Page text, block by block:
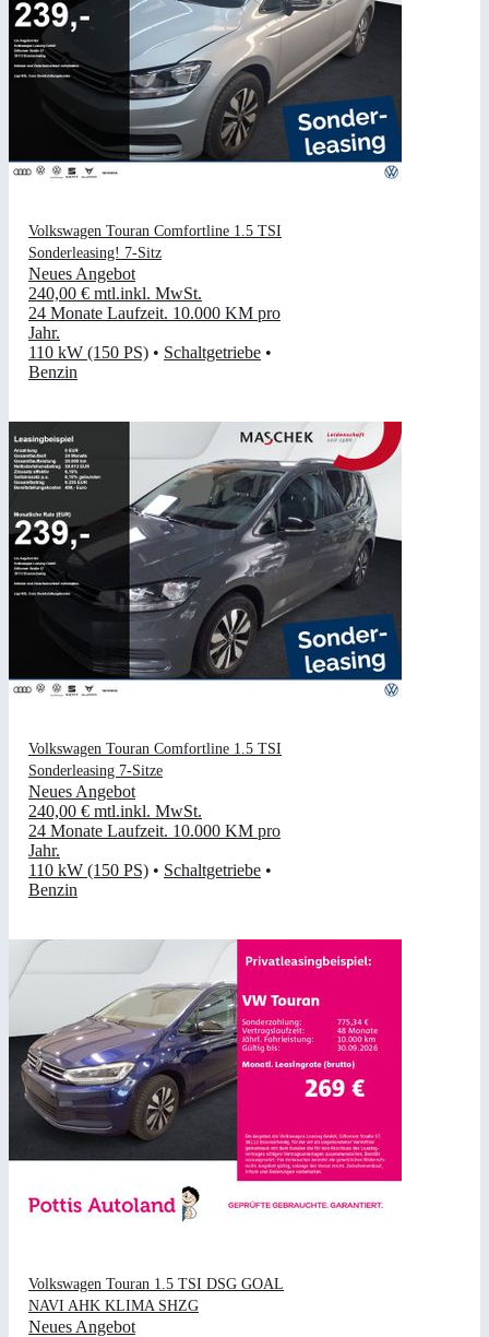
Volkswagen Touran Comfortline 1.5 TSI
Sonderleasing! 7-Sitz
Neues Angebot
240,00 € mtl.inkl. MwSt.
24 Monate Laufzeit. 10.000 KM pro
Jahr.
110 kW (150 PS) • Schaltgetriebe •
Benzin
Volkswagen Touran Comfortline 1.5 TSI
Sonderleasing 7-Sitze
Neues Angebot
240,00 € mtl.inkl. MwSt.
24 Monate Laufzeit. 10.000 KM pro
Jahr.
110 kW (150 PS) • Schaltgetriebe •
Benzin
Volkswagen Touran 1.5 TSI DSG GOAL
NAVI AHK KLIMA SHZG
Neues Angebot